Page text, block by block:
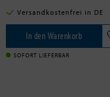
Versandkostenfrei in DE
In den Warenkorb
SOFORT LIEFERBAR